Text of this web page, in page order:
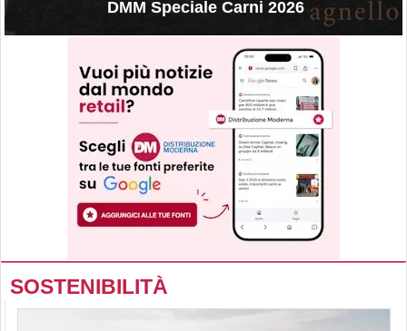
DMM Speciale Carni 2026
SOSTENIBILITÀ